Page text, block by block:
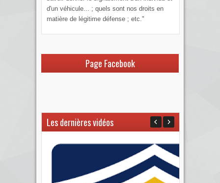
d'un véhicule... ; quels sont nos droits en
matière de légitime défense ; etc."
Page Facebook
Les dernières vidéos